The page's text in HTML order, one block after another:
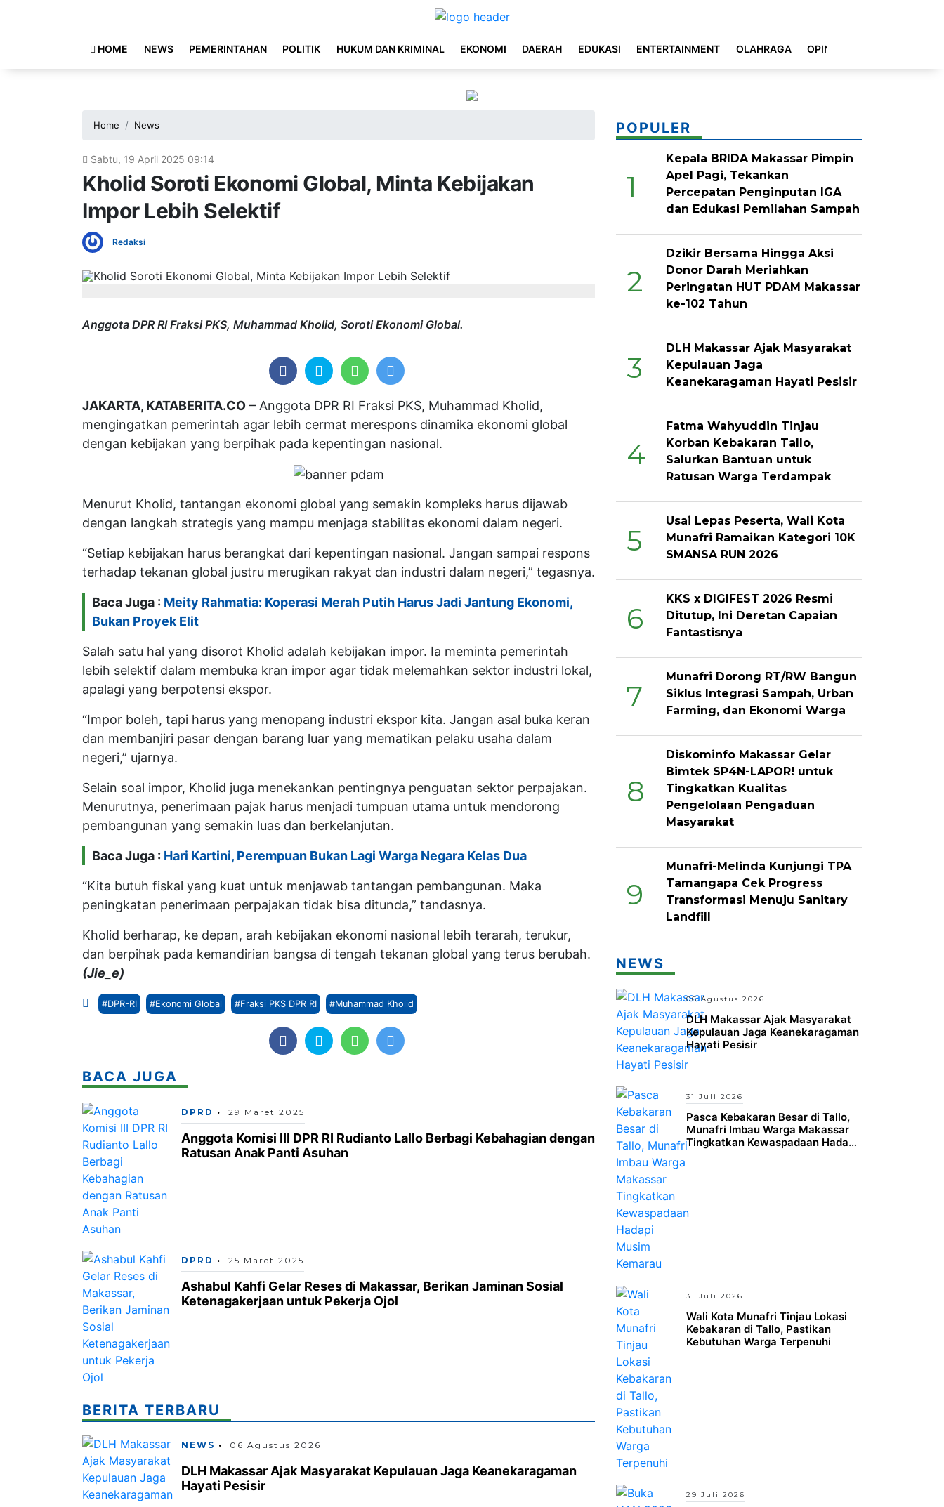
HOME NEWS PEMERINTAHAN POLITIK HUKUM DAN KRIMINAL EKONOMI DAERAH EDUKASI ENTERTAINMENT OLAHRAGA OPINI
Home News
Sabtu, 19 April 2025 09:14
Kholid Soroti Ekonomi Global, Minta Kebijakan
Impor Lebih Selektif
Redaksi
Anggota DPR RI Fraksi PKS, Muhammad Kholid, Soroti Ekonomi Global.
JAKARTA, KATABERITA.CO – Anggota DPR RI Fraksi PKS, Muhammad Kholid,
mengingatkan pemerintah agar lebih cermat merespons dinamika ekonomi global
dengan kebijakan yang berpihak pada kepentingan nasional.
Menurut Kholid, tantangan ekonomi global yang semakin kompleks harus dijawab
dengan langkah strategis yang mampu menjaga stabilitas ekonomi dalam negeri.
“Setiap kebijakan harus berangkat dari kepentingan nasional. Jangan sampai respons
terhadap tekanan global justru merugikan rakyat dan industri dalam negeri,” tegasnya.
Baca Juga : Meity Rahmatia: Koperasi Merah Putih Harus Jadi Jantung Ekonomi,
Bukan Proyek Elit
Salah satu hal yang disorot Kholid adalah kebijakan impor. Ia meminta pemerintah
lebih selektif dalam membuka kran impor agar tidak melemahkan sektor industri lokal,
apalagi yang berpotensi ekspor.
“Impor boleh, tapi harus yang menopang industri ekspor kita. Jangan asal buka keran
dan membanjiri pasar dengan barang luar yang mematikan pelaku usaha dalam
negeri,” ujarnya.
Selain soal impor, Kholid juga menekankan pentingnya penguatan sektor perpajakan.
Menurutnya, penerimaan pajak harus menjadi tumpuan utama untuk mendorong
pembangunan yang semakin luas dan berkelanjutan.
Baca Juga : Hari Kartini, Perempuan Bukan Lagi Warga Negara Kelas Dua
“Kita butuh fiskal yang kuat untuk menjawab tantangan pembangunan. Maka
peningkatan penerimaan perpajakan tidak bisa ditunda,” tandasnya.
Kholid berharap, ke depan, arah kebijakan ekonomi nasional lebih terarah, terukur,
dan berpihak pada kemandirian bangsa di tengah tekanan global yang terus berubah.
(Jie_e)
#DPR-RI #Ekonomi Global #Fraksi PKS DPR RI #Muhammad Kholid
BACA JUGA
DPRD 29 Maret 2025
Anggota Komisi III DPR RI Rudianto Lallo Berbagi Kebahagian dengan
Ratusan Anak Panti Asuhan
DPRD 25 Maret 2025
Ashabul Kahfi Gelar Reses di Makassar, Berikan Jaminan Sosial
Ketenagakerjaan untuk Pekerja Ojol
BERITA TERBARU
NEWS 06 Agustus 2026
DLH Makassar Ajak Masyarakat Kepulauan Jaga Keanekaragaman
Hayati Pesisir
POPULER
1
Kepala BRIDA Makassar Pimpin
Apel Pagi, Tekankan
Percepatan Penginputan IGA
dan Edukasi Pemilahan Sampah
2
Dzikir Bersama Hingga Aksi
Donor Darah Meriahkan
Peringatan HUT PDAM Makassar
ke-102 Tahun
3
DLH Makassar Ajak Masyarakat
Kepulauan Jaga
Keanekaragaman Hayati Pesisir
4
Fatma Wahyuddin Tinjau
Korban Kebakaran Tallo,
Salurkan Bantuan untuk
Ratusan Warga Terdampak
5
Usai Lepas Peserta, Wali Kota
Munafri Ramaikan Kategori 10K
SMANSA RUN 2026
6
KKS x DIGIFEST 2026 Resmi
Ditutup, Ini Deretan Capaian
Fantastisnya
7
Munafri Dorong RT/RW Bangun
Siklus Integrasi Sampah, Urban
Farming, dan Ekonomi Warga
8
Diskominfo Makassar Gelar
Bimtek SP4N-LAPOR! untuk
Tingkatkan Kualitas
Pengelolaan Pengaduan
Masyarakat
9
Munafri-Melinda Kunjungi TPA
Tamangapa Cek Progress
Transformasi Menuju Sanitary
Landfill
NEWS
06 Agustus 2026
DLH Makassar Ajak Masyarakat
Kepulauan Jaga Keanekaragaman
Hayati Pesisir
31 Juli 2026
Pasca Kebakaran Besar di Tallo,
Munafri Imbau Warga Makassar
Tingkatkan Kewaspadaan Hadapi
31 Juli 2026
Wali Kota Munafri Tinjau Lokasi
Kebakaran di Tallo, Pastikan
Kebutuhan Warga Terpenuhi
29 Juli 2026